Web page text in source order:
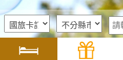
房
灣